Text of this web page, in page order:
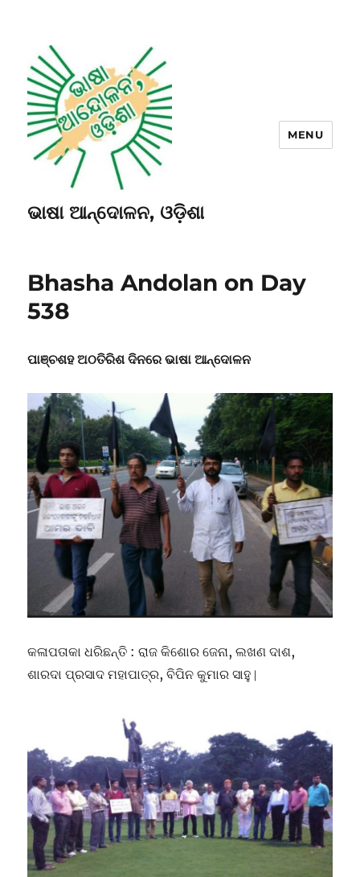
ଭାଷା ଆନ୍ଦୋଳନ, ଓଡ଼ିଶା
MENU
Bhasha Andolan on Day
538
ପାଞ୍ଚଶହ ଅଠତିରିଶ ଦିନରେ ଭାଷା ଆନ୍ଦୋଳନ
କଳାପତାକା ଧରିଛନ୍ତି : ରାଜ କିଶୋର ଜେନା, ଲଖଣ ଦାଶ,
ଶାରଦା ପ୍ରସାଦ ମହାପାତ୍ର, ବିପିନ କୁମାର ସାହୁ ∣